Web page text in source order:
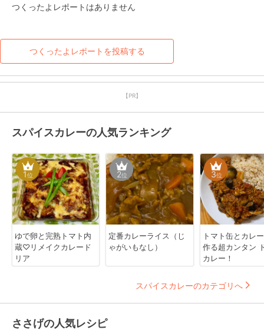
つくったよレポートはありません
つくったよレポートを投稿する
【PR】
スパイスカレーの人気ランキング
1位
ゆで卵と完熟トマト内
蔵♡リメイクカレード
リア
2位
定番カレーライス（じ
ゃがいもなし）
3位
トマト缶とカレ
作る超カンタン
カレー！
スパイスカレーのカテゴリへ
ささげの人気レシピ